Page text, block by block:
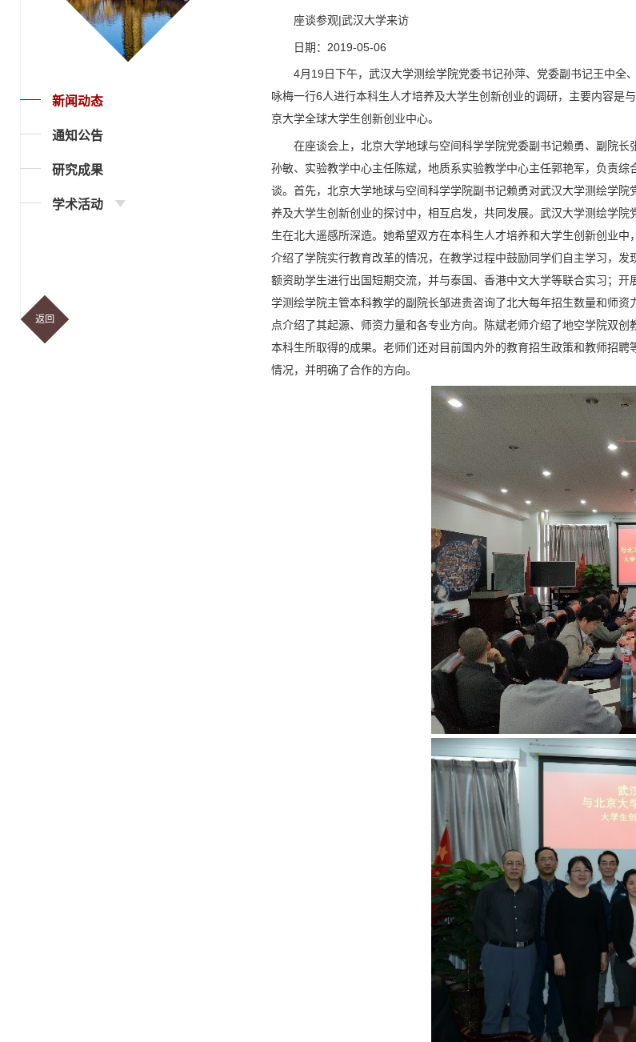
新闻动态
通知公告
研究成果
学术活动
返回
座谈参观|武汉大学来访
日期：2019-05-06
4月19日下午，武汉大学测绘学院党委书记孙萍、党委副书记王中
咏梅一行6人进行本科生人才培养及大学生创新创业的调研，主要内容是
京大学全球大学生创新创业中心。
在座谈会上，北京大学地球与空间科学学院党委副书记赖勇、副院
孙敏、实验教学中心主任陈斌，地质系实验教学中心主任郭艳军，负责
谈。首先，北京大学地球与空间科学学院副书记赖勇对武汉大学测绘学
养及大学生创新创业的探讨中，相互启发，共同发展。武汉大学测绘学
生在北大遥感所深造。她希望双方在本科生人才培养和大学生创新创业
介绍了学院实行教育改革的情况，在教学过程中鼓励同学们自主学习，
额资助学生进行出国短期交流，并与泰国、香港中文大学等联合实习；
学测绘学院主管本科教学的副院长邹进贵咨询了北大每年招生数量和师
点介绍了其起源、师资力量和各专业方向。陈斌老师介绍了地空学院双
本科生所取得的成果。老师们还对目前国内外的教育招生政策和教师招
情况，并明确了合作的方向。